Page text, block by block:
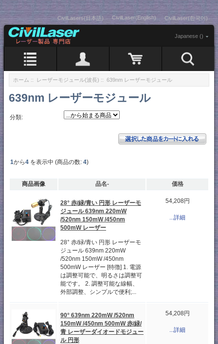
CivilLasers(日本語) CivilLaser(English) CivilLaser(한국어)
Japanese ()
ホーム :: レーザーモジュール(波長) :: 639nm レーザーモジュール
639nm レーザーモジュール
分類:
1から4 を表示中 (商品の数: 4)
商品画像 品名- 価格
28° 赤/緑/青い 円形 レーザーモ
ジュール 639nm 220mW
/520nm 150mW /450nm
500mW レーザー
28° 赤/緑/青い 円形 レーザーモ
ジュール 639nm 220mW
/520nm 150mW /450nm
500mW レーザー [特徴] 1. 電源
は調整可能で、明るさは調整可
能です。 2. 調整可能な線幅、
外部調整、シンプルで便利;...
54,208円
...詳細
90° 639nm 220mW /520nm
150mW /450nm 500mW 赤/緑/
青 レーザーダイオードモジュー
ル 円形
54,208円
...詳細